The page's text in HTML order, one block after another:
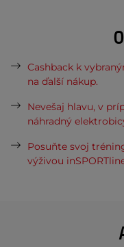
Cashback k
na ďalší nákup.
Nevešaj hlavu, v
náhradný
Posuňte svoj
výživou